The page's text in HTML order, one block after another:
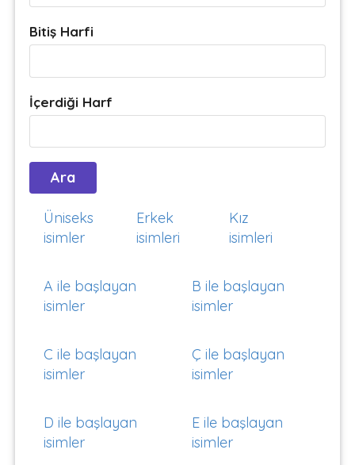
Bitiş Harfi
İçerdiği Harf
Üniseks
isimler
Erkek
isimleri
Kız
isimleri
A ile başlayan
isimler
B ile başlayan
isimler
C ile başlayan
isimler
Ç ile başlayan
isimler
D ile başlayan
isimler
E ile başlayan
isimler